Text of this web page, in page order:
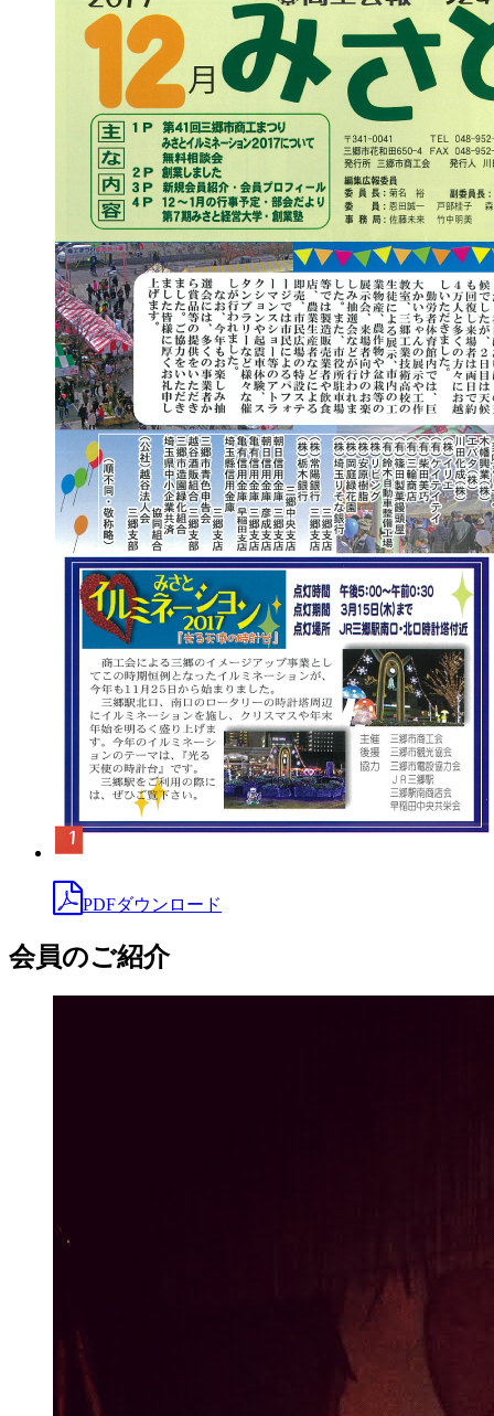
PDFダウンロード
会員のご紹介